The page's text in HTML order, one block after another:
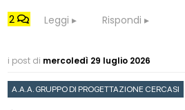
2 Leggi Rispondi
i post di mercoledì 29 luglio 2026
A.A.A. GRUPPO DI PROGETTAZIONE CERCASI